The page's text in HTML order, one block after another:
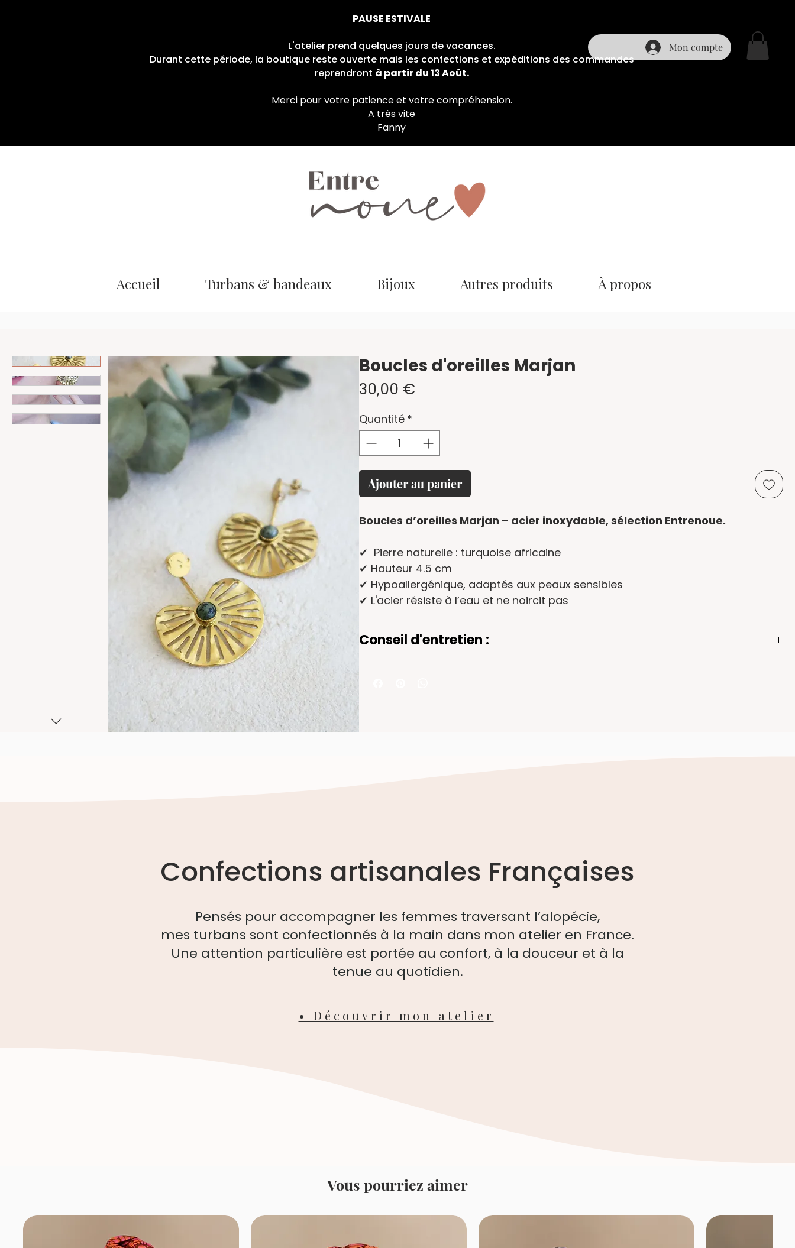
Mon compte
PAUSE ESTIVALE
L'atelier prend quelques jours de vacances.
Durant cette période, la boutique reste ouverte mais les confections et expéditions des commandes
reprendront à partir du 13 Août.
Merci pour votre patience et votre compréhension.
A très vite
Fanny
Accueil Turbans & bandeaux Bijoux Autres produits À propos
Boucles d'oreilles Marjan
30,00 €Prix
Quantité *
Ajouter au panier
Boucles d’oreilles Marjan – acier inoxydable, sélection Entrenoue.
✔ Pierre naturelle : turquoise africaine
✔ Hauteur 4.5 cm
✔ Hypoallergénique, adaptés aux peaux sensibles
✔ L'acier résiste à l’eau et ne noircit pas
Conseil d'entretien :
agressifs, car ils pourraient endommager les pierres ou le métal.
Confections artisanales Françaises
Pensés pour accompagner les femmes traversant l’alopécie,
mes turbans sont confectionnés à la main dans mon atelier en France.
Une attention particulière est portée au confort, à la douceur et à la
tenue au quotidien.
• Découvrir mon atelier
Vous pourriez aimer